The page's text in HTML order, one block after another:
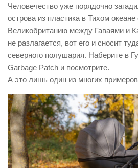
Человечество уже порядочно
острова из пластика в Тихом
Великобританию между Гаваями и
не разлагается, вот его и сносит
северного полушария. Наберите в
Garbage Patch и посмотрите.
А это лишь один из многих